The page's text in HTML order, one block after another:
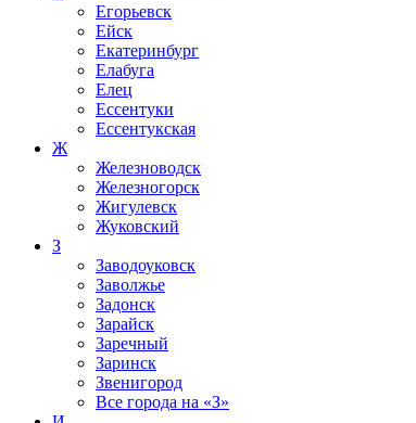
Егорьевск
Ейск
Екатеринбург
Елабуга
Елец
Ессентуки
Ессентукская
Ж
Железноводск
Железногорск
Жигулевск
Жуковский
З
Заводоуковск
Заволжье
Задонск
Зарайск
Заречный
Заринск
Звенигород
Все города на «З»